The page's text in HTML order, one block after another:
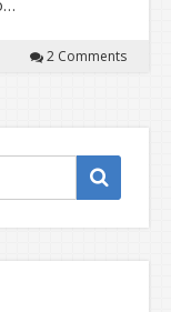
2 Comments